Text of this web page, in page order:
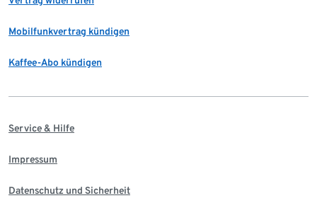
Mobilfunkvertrag kündigen
Kaffee-Abo kündigen
Service & Hilfe
Impressum
Datenschutz und Sicherheit